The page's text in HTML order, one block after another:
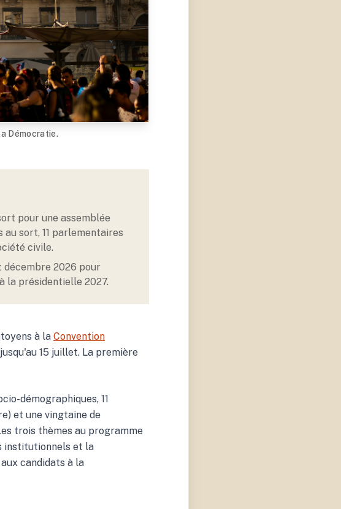
Démocratie.
pour une assemblée
sort, 11 parlementaires
civile.
décembre 2026 pour
la présidentielle 2027.
à la Convention
15 juillet. La première
démographiques, 11
et une vingtaine de
trois thèmes au programme
institutionnels et la
candidats à la